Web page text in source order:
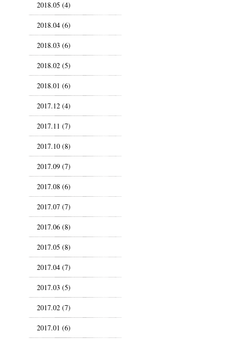
2018.05 (4)
2018.04 (6)
2018.03 (6)
2018.02 (5)
2018.01 (6)
2017.12 (4)
2017.11 (7)
2017.10 (8)
2017.09 (7)
2017.08 (6)
2017.07 (7)
2017.06 (8)
2017.05 (8)
2017.04 (7)
2017.03 (5)
2017.02 (7)
2017.01 (6)